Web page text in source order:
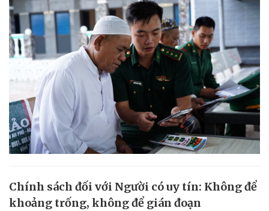
Chính sách đối với Người có uy tín: Không để
khoảng trống, không để gián đoạn